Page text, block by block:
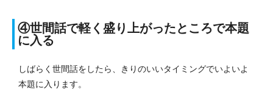
④世間話で軽く盛り上がったところで本題
に入る
しばらく世間話をしたら、きりのいいタイミングでいよいよ
本題に入ります。